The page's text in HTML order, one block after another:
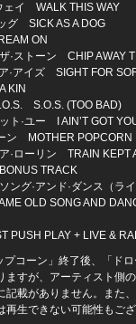
ェイ WALK THIS WAY
グ SICK AS A DOG
ON
·ストーン CHIP AWAY
·アイズ SIGHT FOR
KIN
S.O.S. (TOO BAD)
ト·ユー I AIN’T GOT
ン MOTHER POPCORN
·ローリン TRAIN KEPT
TRACK
ング·アンド·ダンス（ラ
OLD SONG AND
PUSH PLAY + LIVE &
コーン」終了後、「ドロ
ますが、アーティスト側
記載がありません。また
生できない可能性もござ